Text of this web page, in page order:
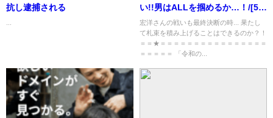
抗し逮捕される
い!!男はALLを掴めるか…！/[59
人目]令和の虎
宏洋さんの戦いも最終決断の時... 果たし
て札束を積み上げることはできるのか？！
＝＝★＝＝＝＝＝＝＝＝＝＝＝＝＝＝＝＝
＝＝＝＝＝ 「令和の...